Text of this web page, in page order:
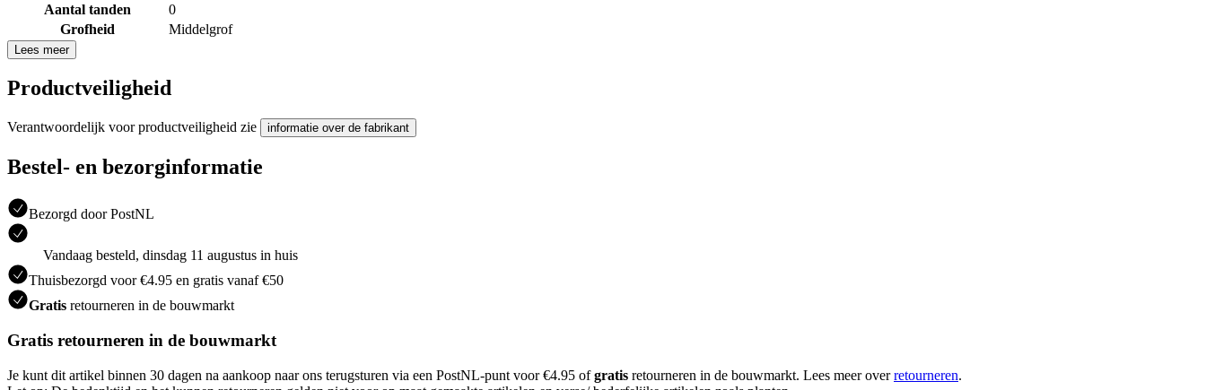
Aantal tanden
0
Grofheid
Middelgrof
Lees meer
Productveiligheid
Verantwoordelijk voor productveiligheid zie informatie over de fabrikant
Bestel- en bezorginformatie
Bezorgd door PostNL
Vandaag besteld, dinsdag 11 augustus in huis
Thuisbezorgd voor €4.95 en gratis vanaf €50
Gratis retourneren in de bouwmarkt
Gratis retourneren in de bouwmarkt
Je kunt dit artikel binnen 30 dagen na aankoop naar ons terugsturen via een PostNL-punt voor €4.95 ofgratis retourneren in de bouwmarkt. Lees meer overretourneren.